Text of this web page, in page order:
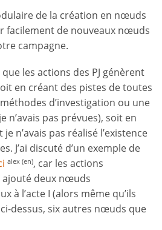
de la création en nœuds
facilement de nouveaux nœuds
campagne.
les actions des PJ génèrent
en créant des pistes de toutes
d’investigation ou une
n’avais pas prévues), soit en
n’avais pas réalisé l’existence
J’ai discuté d’un exemple de
alex (en), car les actions
ajouté deux nœuds
à l’acte I (alors même qu’ils
dessus, six autres nœuds que